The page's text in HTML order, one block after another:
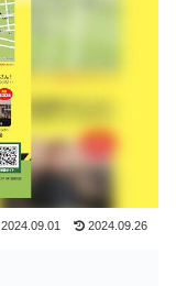
2024.09.01 2024.09.26